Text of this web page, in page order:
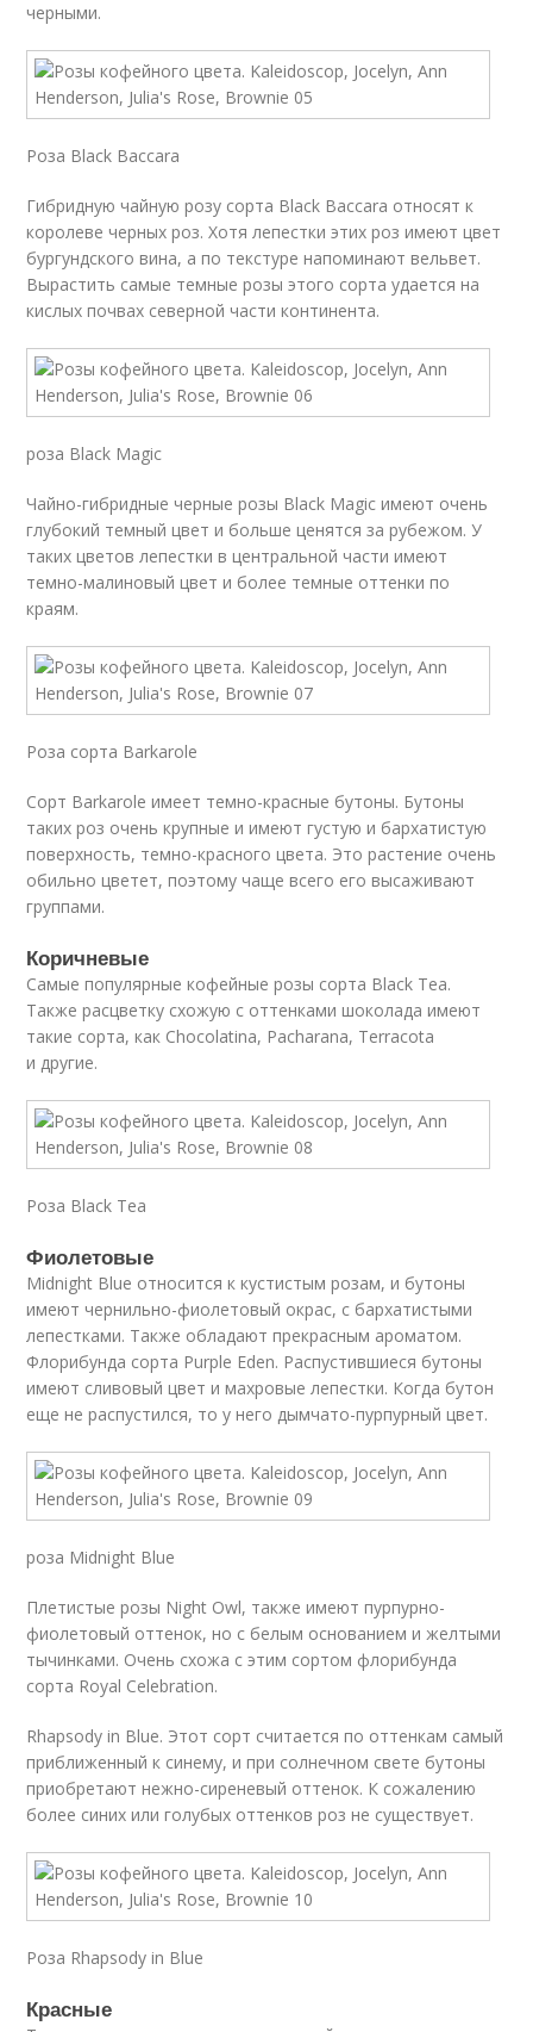
черными.
Роза Black Baccara
Гибридную чайную розу сорта Black Baccara относят к
королеве черных роз. Хотя лепестки этих роз имеют цвет
бургундского вина, а по текстуре напоминают вельвет.
Вырастить самые темные розы этого сорта удается на
кислых почвах северной части континента.
роза Black Magic
Чайно-гибридные черные розы Black Magic имеют очень
глубокий темный цвет и больше ценятся за рубежом. У
таких цветов лепестки в центральной части имеют
темно-малиновый цвет и более темные оттенки по
краям.
Роза сорта Barkarole
Сорт Barkarole имеет темно-красные бутоны. Бутоны
таких роз очень крупные и имеют густую и бархатистую
поверхность, темно-красного цвета. Это растение очень
обильно цветет, поэтому чаще всего его высаживают
группами.
Коричневые
Самые популярные кофейные розы сорта Black Tea.
Также расцветку схожую с оттенками шоколада имеют
такие сорта, как Chocolatina, Pacharana, Terracota
и другие.
Роза Black Tea
Фиолетовые
Midnight Blue относится к кустистым розам, и бутоны
имеют чернильно-фиолетовый окрас, с бархатистыми
лепестками. Также обладают прекрасным ароматом.
Флорибунда сорта Purple Eden. Распустившиеся бутоны
имеют сливовый цвет и махровые лепестки. Когда бутон
еще не распустился, то у него дымчато-пурпурный цвет.
роза Midnight Blue
Плетистые розы Night Owl, также имеют пурпурно-
фиолетовый оттенок, но с белым основанием и желтыми
тычинками. Очень схожа с этим сортом флорибунда
сорта Royal Celebration.
Rhapsody in Blue. Этот сорт считается по оттенкам самый
приближенный к синему, и при солнечном свете бутоны
приобретают нежно-сиреневый оттенок. К сожалению
более синих или голубых оттенков роз не существует.
Роза Rhapsody in Blue
Красные